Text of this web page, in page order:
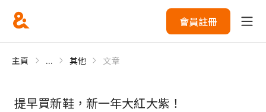
會員註冊
主頁 ... 其他 文章
提早買新鞋，新一年大紅大紫！